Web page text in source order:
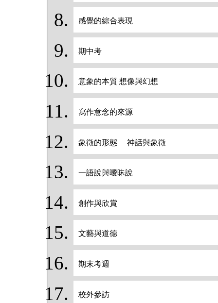
感覺的綜合表現
期中考
意象的本質 想像與幻想
寫作意念的來源
象徵的形態 神話與象徵
一語說與曖昧說
創作與欣賞
文藝與道德
期末考週
校外參訪